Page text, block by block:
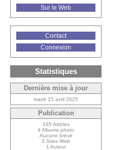
Sur le Web
Contact
Connexion
Statistiques
Dernière mise à jour
mardi 15 avril 2025
Publication
165 Articles
4 Albums photo
Aucune brève
3 Sites Web
1 Auteur